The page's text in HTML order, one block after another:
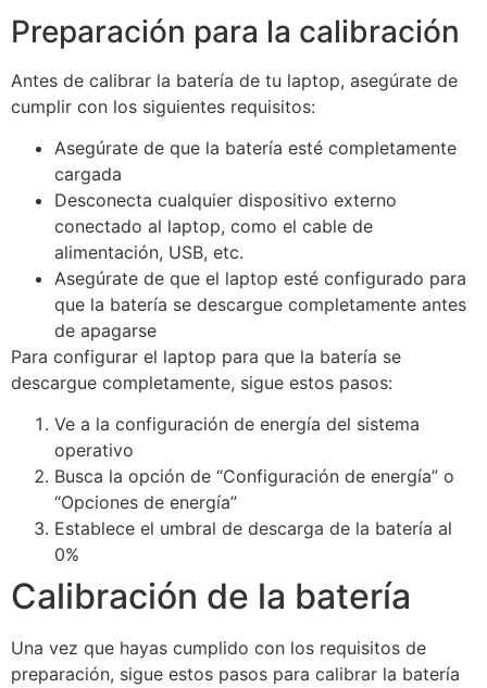
Preparación para la calibración
Antes de calibrar la batería de tu laptop, asegúrate de
cumplir con los siguientes requisitos:
Asegúrate de que la batería esté completamente
cargada
Desconecta cualquier dispositivo externo
conectado al laptop, como el cable de
alimentación, USB, etc.
Asegúrate de que el laptop esté configurado para
que la batería se descargue completamente antes
de apagarse
Para configurar el laptop para que la batería se
descargue completamente, sigue estos pasos:
Ve a la configuración de energía del sistema
operativo
Busca la opción de “Configuración de energía” o
“Opciones de energía”
Establece el umbral de descarga de la batería al
0%
Calibración de la batería
Una vez que hayas cumplido con los requisitos de
preparación, sigue estos pasos para calibrar la batería